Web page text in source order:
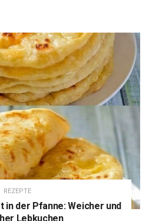
REZEPTE
der Pfanne: Weicher und
Lebkuchen